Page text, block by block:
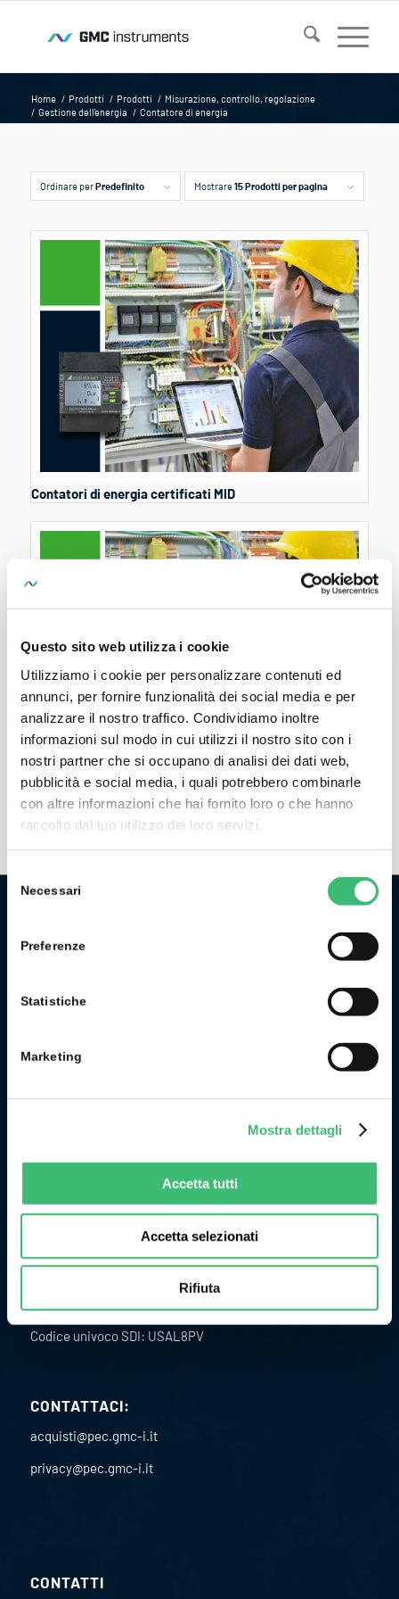
Questo sito web utilizza i cookie
Utilizziamo i cookie per personalizzare contenuti ed
annunci, per fornire funzionalità dei social media e per
analizzare il nostro traffico. Condividiamo inoltre
informazioni sul modo in cui utilizzi il nostro sito con i
nostri partner che si occupano di analisi dei dati web,
pubblicità e social media, i quali potrebbero combinarle
con altre informazioni che hai fornito loro o che hanno
raccolto dal tuo utilizzo dei loro servizi.
Selezione
delNecessari
Preferenze
Statistiche
Marketing
Mostra dettagli
Accetta tutti
Accetta selezionati
Rifiuta
Home / Prodotti / Prodotti / Misurazione, controllo, regolazione
/ Gestione dell'energia / Contatore di energia
Ordinare perPredefinito Mostrare15 Prodotti per pagina
Contatori di energia certificati MID
Convertitori di energia e potenza
CHI SIAMO
La GMC Instruments Italia è la filiale italiana del gruppo
, ed opera nel
settore della misura e del controllo industriale. Fa parte di
Originariamente l’attività di GMC Instruments ebbe inizio nel
chimica per lo sviluppo e la realizzazione di strumenti per la
ULTERIORI INFORMAZIONI
C.F. 02891610582
Codice univoco SDI: USAL8PV
CONTATTACI:
acquisti@pec.gmc-i.it
privacy@pec.gmc-i.it
CONTATTI